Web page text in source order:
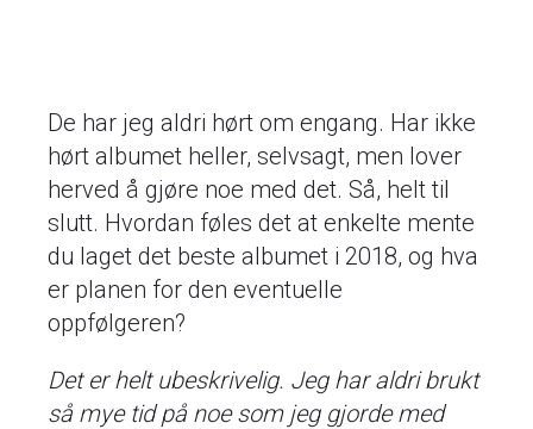
De har jeg aldri hørt om engang. Har ikke
hørt albumet heller, selvsagt, men lover
herved å gjøre noe med det. Så, helt til
slutt. Hvordan føles det at enkelte mente
du laget det beste albumet i 2018, og hva
er planen for den eventuelle
oppfølgeren?
Det er helt ubeskrivelig. Jeg har aldri brukt
så mye tid på noe som jeg gjorde med